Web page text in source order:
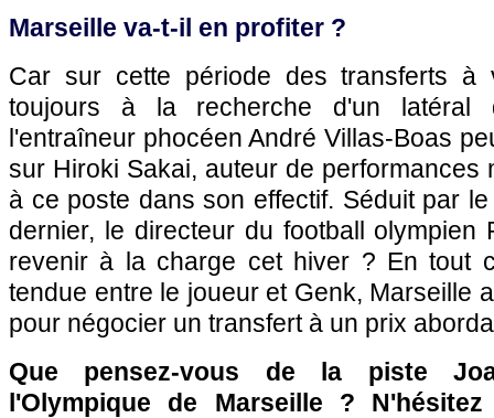
Marseille va-t-il en profiter ?
Car sur cette période des transferts à
toujours à la recherche d'un latéral
l'entraîneur phocéen André Villas-Boas
sur Hiroki Sakai, auteur de performances
à ce poste dans son effectif. Séduit par
dernier, le directeur du football olympien
revenir à la charge cet hiver ? En tout
tendue entre le joueur et Genk, Marseille
pour négocier un transfert à un prix
Que pensez-vous de la piste
l'Olympique de Marseille ?